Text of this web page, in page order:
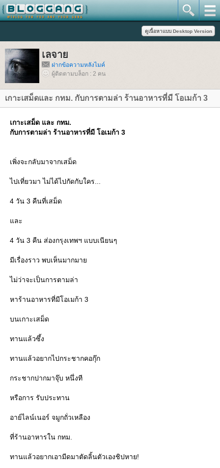
เลจา
ฝากข้อความหลังไมค์
ผู้ติดตามบล็อก : 2 คน
เกาะเสม็ดและ กทม. กับการตามล่า ร้านอาหารที่มี โอเมก้า 3
เกาะเสม็ด และ กทม.
กับการตามล่า ร้านอาหารที่มี โอเมก้า 3
เพิ่งจะกลับมาจากเสม็ด
ไปเที่ยวมา ไม่ได้ไปกัดกับใคร...
4 วัน 3 คืนที่เสม็ด
ละ
4 วัน 3 คืน ส่องกรุงเทพฯ แบบเนียนๆ
มีเรื่องราว พบเห็นมากมา
ไม่ว่าจะเป็นการตามล่า
หาร้านอาหารที่มีโอเมก้า 3
บนเกาะเสม็ด
ทานแล้วซึ้ง
ทานแล้วอยากไปกระชากคอกุ๊ก
กระชากปากมาจุ๊บ หนึ่งที
หรือการ รับประทาน
อาย์ไลน์เนอร์ จมูกถั่วเหลือง
ที่ร้านอาหารใน กทม.
ทานแล้วอยากเอามีดมาตัดลิ้นตัวเองชิปหาย!